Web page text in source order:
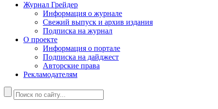
Журнал Грейдер
Информация о журнале
Свежий выпуск и архив издания
Подписка на журнал
О проекте
Информация о портале
Подписка на дайджест
Авторские права
Рекламодателям